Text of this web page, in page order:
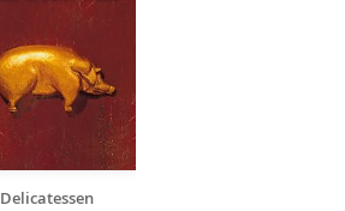
Delicatessen